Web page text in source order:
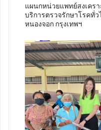
แผนกหน่วยแพทย์สงเคร
บริการตรวจรักษาโรคทั่
หนองจอก กรุงเทพฯ